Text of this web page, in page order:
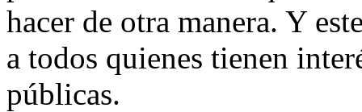
hacer de otra manera. Y
a todos quienes tienen
públicas.